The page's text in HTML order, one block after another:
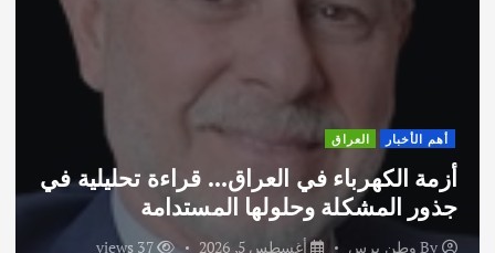
أهم الأخبار ثقافة وفنون
اختتام ورشة السينوغرافيا في مدينة كلباء
الاماراتية
وطن برس أغسطس 3, 2026 52 views